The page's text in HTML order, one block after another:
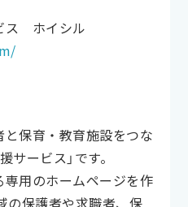
ス ホイシル
保育・教育施設をつな
サービス」です。
用のホームページを作
の保護者や求職者、保